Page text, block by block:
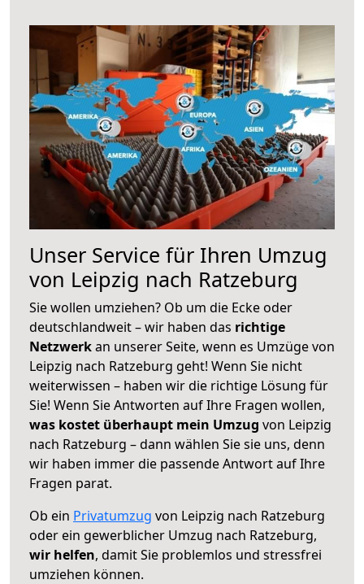
Unser Service für Ihren Umzug
von Leipzig nach Ratzeburg
Sie wollen umziehen? Ob um die Ecke oder
deutschlandweit – wir haben das richtige
Netzwerkan unserer Seite, wenn es Umzüge von
Leipzig nach Ratzeburg geht! Wenn Sie nicht
weiterwissen – haben wir die richtige Lösung für
Sie! Wenn Sie Antworten auf Ihre Fragen wollen,
was kostet überhaupt mein Umzug von Leipzig
nach Ratzeburg – dann wählen Sie sie uns, denn
wir haben immer die passende Antwort auf Ihre
Fragen parat.
Ob ein Privatumzug von Leipzig nach Ratzeburg
oder ein gewerblicher Umzug nach Ratzeburg,
wir helfen, damit Sie problemlos und stressfrei
umziehen können.